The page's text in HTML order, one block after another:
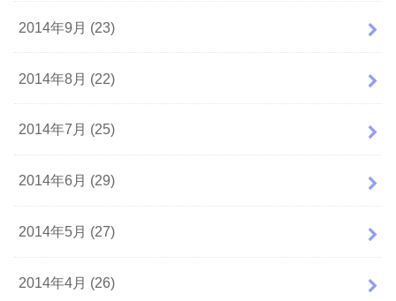
2014年9月 (23)
2014年8月 (22)
2014年7月 (25)
2014年6月 (29)
2014年5月 (27)
2014年4月 (26)